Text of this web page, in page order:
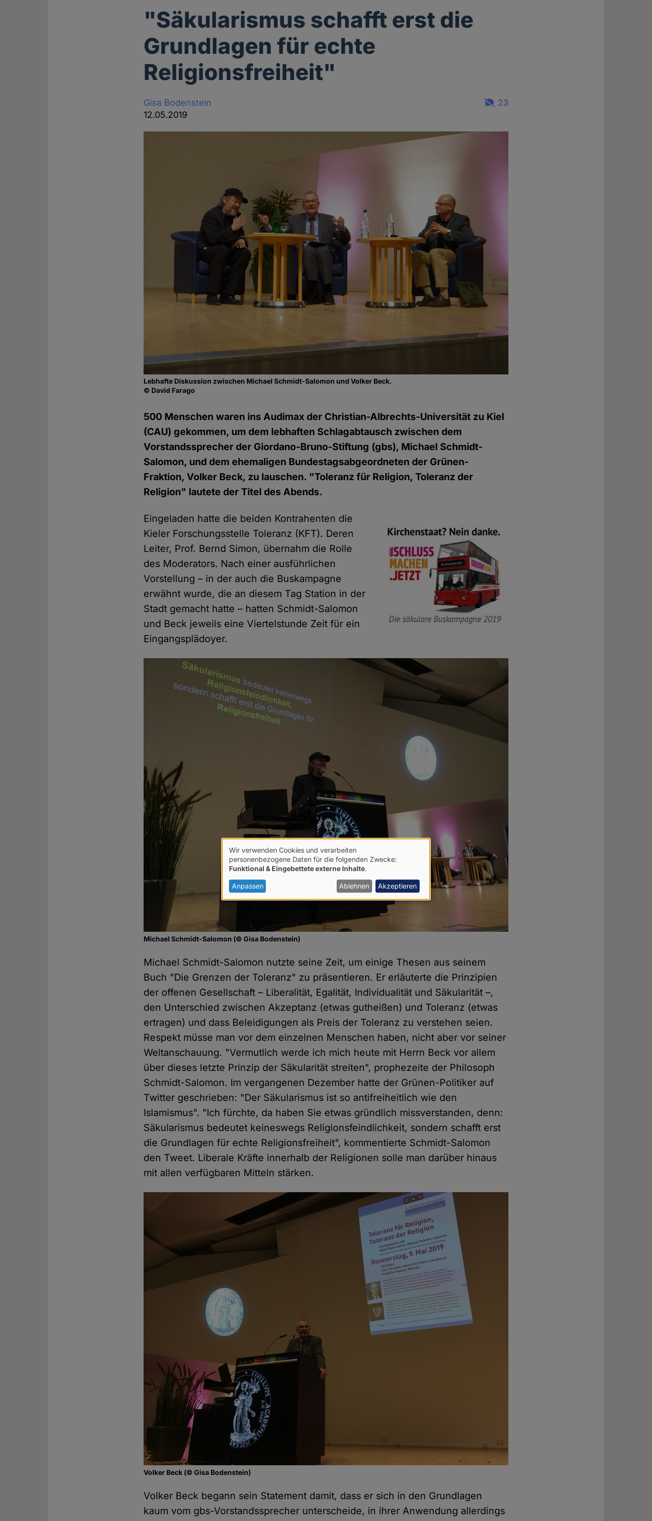
"Säkularismus schafft erst die
Grundlagen für echte
Religionsfreiheit"
Gisa Bodenstein
12.05.2019
23
Lebhafte Diskussion zwischen Michael Schmidt-Salomon und Volker Beck.
© David Farago
500 Menschen waren ins Audimax der Christian-Albrechts-Universität zu Kiel
(CAU) gekommen, um dem lebhaften Schlagabtausch zwischen dem
Vorstandssprecher der Giordano-Bruno-Stiftung (gbs), Michael Schmidt-
Salomon, und dem ehemaligen Bundestagsabgeordneten der Grünen-
Fraktion, Volker Beck, zu lauschen. "Toleranz für Religion, Toleranz der
Religion" lautete der Titel des Abends.
Eingeladen hatte die beiden Kontrahenten die
Kieler Forschungsstelle Toleranz (KFT). Deren
Leiter, Prof. Bernd Simon, übernahm die Rolle
des Moderators. Nach einer ausführlichen
Vorstellung – in der auch die Buskampagne
erwähnt wurde, die an diesem Tag Station in der
Stadt gemacht hatte – hatten Schmidt-Salomon
und Beck jeweils eine Viertelstunde Zeit für ein
Eingangsplädoyer.
Michael Schmidt-Salomon (© Gisa Bodenstein)
Michael Schmidt-Salomon nutzte seine Zeit, um einige Thesen aus seinem
Buch "Die Grenzen der Toleranz" zu präsentieren. Er erläuterte die Prinzipien
der offenen Gesellschaft – Liberalität, Egalität, Individualität und Säkularität –,
den Unterschied zwischen Akzeptanz (etwas gutheißen) und Toleranz (etwas
ertragen) und dass Beleidigungen als Preis der Toleranz zu verstehen seien.
Respekt müsse man vor dem einzelnen Menschen haben, nicht aber vor seiner
Weltanschauung. "Vermutlich werde ich mich heute mit Herrn Beck vor allem
über dieses letzte Prinzip der Säkularität streiten", prophezeite der Philosoph
Schmidt-Salomon. Im vergangenen Dezember hatte der Grünen-Politiker auf
Twitter geschrieben: "Der Säkularismus ist so antifreiheitlich wie den
Islamismus". "Ich fürchte, da haben Sie etwas gründlich missverstanden, denn:
Säkularismus bedeutet keineswegs Religionsfeindlichkeit, sondern schafft erst
die Grundlagen für echte Religionsfreiheit", kommentierte Schmidt-Salomon
den Tweet. Liberale Kräfte innerhalb der Religionen solle man darüber hinaus
mit allen verfügbaren Mitteln stärken.
Volker Beck (© Gisa Bodenstein)
Volker Beck begann sein Statement damit, dass er sich in den Grundlagen
kaum vom gbs-Vorstandssprecher unterscheide, in ihrer Anwendung allerdings
Verwendung
von
personenbezogenen
Daten
Cookies
Wir verwenden Cookies und verarbeiten
personenbezogene Daten für die folgenden Zwecke:
Funktional & Eingebettete externe Inhalte
Anpassen Ablehnen Akzeptieren